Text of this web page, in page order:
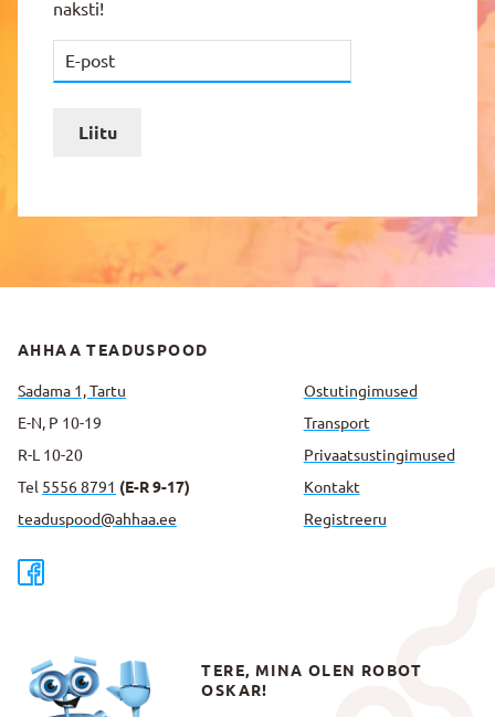
naksti!
Liitu
AHHAA TEADUSPOOD
Sadama 1, Tartu
E-N, P 10-19
R-L 10-20
Tel 5556 8791 (E-R 9-17)
teaduspood@ahhaa.ee
Ostutingimused
Transport
Privaatsus­tingimused
Kontakt
Registreeru
TERE, MINA OLEN ROBOT
OSKAR!